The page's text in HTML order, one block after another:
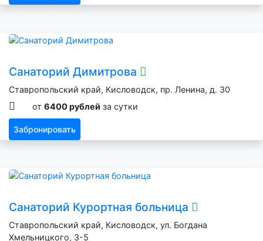
Санаторий Димитрова
Ставропольский край, Кисловодск, пр. Ленина, д. 30
от 6400 рублей за сутки
Забронировать
Санаторий Курортная больница
Ставропольский край, Кисловодск, ул. Богдана
Хмельницкого, 3-5